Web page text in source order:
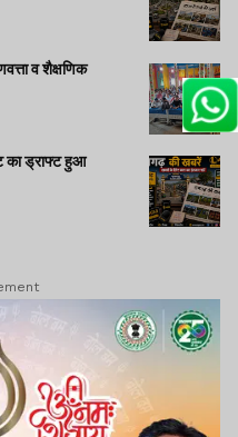
व शैक्षणिक
का ड्राफ्ट हुआ